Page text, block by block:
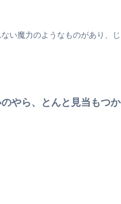
い魔力のようなものがあり、じ
やら、とんと見当もつか